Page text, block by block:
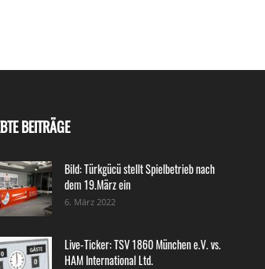
BEITRÄGE
Bild: Türkgücü stellt Spielbetrieb nach
dem 19.März ein
6. März 2022
Live-Ticker: TSV 1860 München e.V. vs.
HAM International Ltd.